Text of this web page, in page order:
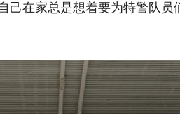
己在家总是想着要为特警队